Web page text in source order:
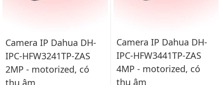
Camera IP Dahua DH-
IPC-HFW3241TP-ZAS
2MP - motorized, có
thu âm
Camera IP Dahua DH-
IPC-HFW3441TP-ZAS
4MP - motorized, có
thu âm